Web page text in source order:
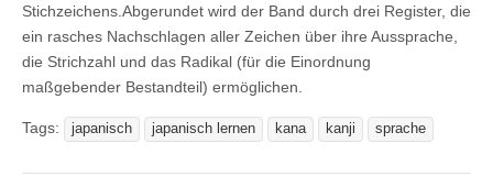
Stichzeichens.Abgerundet wird der Band durch drei Register, die
ein rasches Nachschlagen aller Zeichen über ihre Aussprache,
die Strichzahl und das Radikal (für die Einordnung
maßgebender Bestandteil) ermöglichen.
Tags: japanisch japanisch lernen kana kanji sprache